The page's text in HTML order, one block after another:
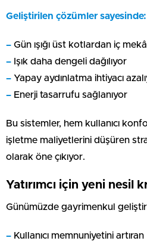
Geliştirilen çözümler sayesinde:
– Gün ışığı üst kotlardan iç
– Işık daha dengeli dağılıyor
– Yapay aydınlatma ihtiyacı
– Enerji tasarrufu sağlanıyor
Bu sistemler, hem kullanıcı
işletme maliyetlerini düşüren
olarak öne çıkıyor.
Yatırımcı için yeni nesil
Günümüzde gayrimenkul
– Kullanıcı memnuniyetini artıran